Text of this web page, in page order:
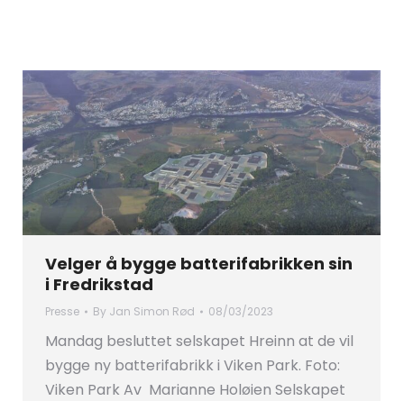
Velger å bygge batterifabrikken sin
i Fredrikstad
Presse By Jan Simon Rød 08/03/2023
Mandag besluttet selskapet Hreinn at de vil
bygge ny batterifabrikk i Viken Park. Foto:
Viken Park Av Marianne Holøien Selskapet